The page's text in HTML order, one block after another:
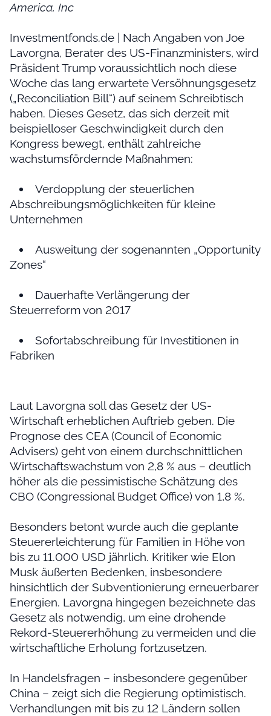
America, Inc
Investmentfonds.de | Nach Angaben von Joe
Lavorgna, Berater des US-Finanzministers, wird
Präsident Trump voraussichtlich noch diese
Woche das lang erwartete Versöhnungsgesetz
(„Reconciliation Bill“) auf seinem Schreibtisch
haben. Dieses Gesetz, das sich derzeit mit
beispielloser Geschwindigkeit durch den
Kongress bewegt, enthält zahlreiche
wachstumsfördernde Maßnahmen:
Verdopplung der steuerlichen
Abschreibungsmöglichkeiten für kleine
Unternehmen
Ausweitung der sogenannten „Opportunity
Zones“
Dauerhafte Verlängerung der
Steuerreform von 2017
Sofortabschreibung für Investitionen in
Fabriken
Laut Lavorgna soll das Gesetz der US-
Wirtschaft erheblichen Auftrieb geben. Die
Prognose des CEA (Council of Economic
Advisers) geht von einem durchschnittlichen
Wirtschaftswachstum von 2,8 % aus – deutlich
höher als die pessimistische Schätzung des
CBO (Congressional Budget Office) von 1,8 %.
Besonders betont wurde auch die geplante
Steuererleichterung für Familien in Höhe von
bis zu 11.000 USD jährlich. Kritiker wie Elon
Musk äußerten Bedenken, insbesondere
hinsichtlich der Subventionierung erneuerbarer
Energien. Lavorgna hingegen bezeichnete das
Gesetz als notwendig, um eine drohende
Rekord-Steuererhöhung zu vermeiden und die
wirtschaftliche Erholung fortzusetzen.
In Handelsfragen – insbesondere gegenüber
China – zeigt sich die Regierung optimistisch.
Verhandlungen mit bis zu 12 Ländern sollen